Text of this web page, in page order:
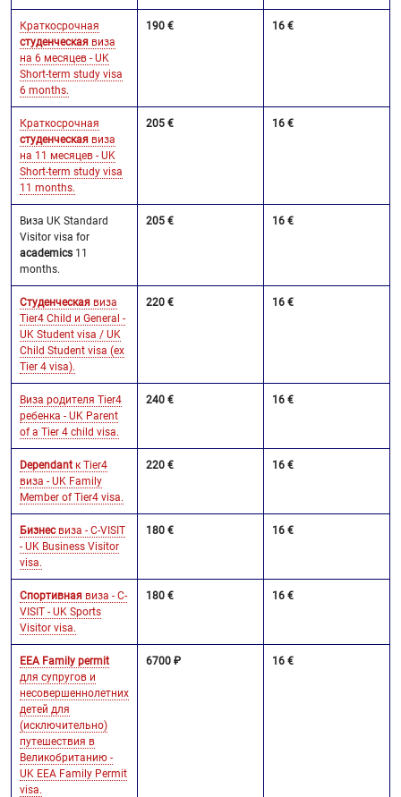
Краткосрочная
студенческая виза
на 6 месяцев - UK
Short-term study visa
6 months.
190 € 16 €
Краткосрочная
студенческая виза
на 11 месяцев - UK
Short-term study visa
11 months.
205 € 16 €
Виза UK Standard
Visitor visa for
academics 11
months.
205 € 16 €
Студенческая виза
Tier4 Child и General -
UK Student visa / UK
Child Student visa (ex
Tier 4 visa).
220 € 16 €
Виза родителя Tier4
ребенка - UK Parent
of a Tier 4 child visa.
240 € 16 €
Dependant к Tier4
виза - UK Family
Member of Tier4 visa.
220 € 16 €
Бизнесвиза - C-VISIT
- UK Business Visitor
visa.
180 € 16 €
Спортивная виза - C-
VISIT - UK Sports
Visitor visa.
180 € 16 €
EEA Family permit
для супругов и
несовершеннолетних
детей для
(исключительно)
путешествия в
Великобританию -
UK EEA Family Permit
visa.
6700 ₽ 16 €